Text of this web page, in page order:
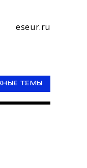
eseur.ru
ТЕМЫ